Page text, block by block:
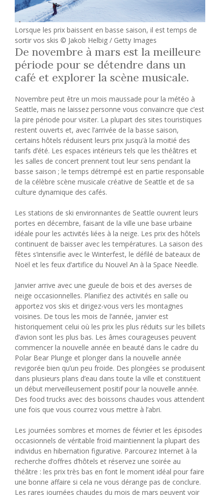
Lorsque les prix baissent en basse saison, il est temps de
sortir vos skis © Jakob Helbig / Getty Images
De novembre à mars est la meilleure
période pour se détendre dans un
café et explorer la scène musicale.
Novembre peut être un mois maussade pour la météo à
Seattle, mais ne laissez personne vous convaincre que c’est
la pire période pour visiter. La plupart des sites touristiques
restent ouverts et, avec l’arrivée de la basse saison,
certains hôtels réduisent leurs prix jusqu’à la moitié des
tarifs d’été. Les espaces intérieurs tels que les théâtres et
les salles de concert prennent tout leur sens pendant la
basse saison ; le temps détrempé est en partie responsable
de la célèbre scène musicale créative de Seattle et de sa
culture dynamique des cafés.
Les stations de ski environnantes de Seattle ouvrent leurs
portes en décembre, faisant de la ville une base urbaine
idéale pour les activités liées à la neige. Les prix des hôtels
continuent de baisser avec les températures. La saison des
fêtes s’intensifie avec le Winterfest, le défilé de bateaux de
Noël et les feux d’artifice du Nouvel An à la Space Needle.
Janvier arrive avec une gueule de bois et des averses de
neige occasionnelles. Planifiez des activités en salle ou
apportez vos skis et dirigez-vous vers les montagnes
voisines. De tous les mois de l’année, janvier est
historiquement celui où les prix les plus réduits sur les billets
d’avion sont les plus bas. Les âmes courageuses peuvent
commencer la nouvelle année en beauté dans le cadre du
Polar Bear Plunge et plonger dans la nouvelle année
revigorée bien qu’un peu froide. Des plongées se produisent
dans plusieurs plans d’eau dans toute la ville et constituent
un début merveilleusement positif pour la nouvelle année.
Des food trucks avec des boissons chaudes vous attendent
une fois que vous courrez vous mettre à l’abri.
Les journées sombres et mornes de février et les épisodes
occasionnels de véritable froid maintiennent la plupart des
individus en hibernation figurative. Parcourez Internet à la
recherche d’offres d’hôtels et réservez une soirée au
théâtre : les prix très bas en font le moment idéal pour faire
une bonne affaire si cela ne vous dérange pas de conclure.
Les rares journées chaudes du mois de mars peuvent voir